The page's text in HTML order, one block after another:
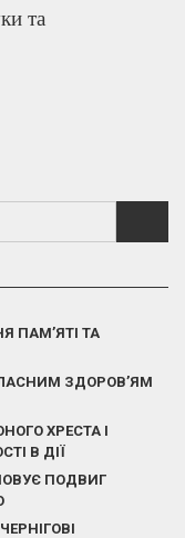
та
ПАМ’ЯТІ ТА
ЗДОРОВ’ЯМ
ХРЕСТА І
В ДІЇ
ПОДВИГ